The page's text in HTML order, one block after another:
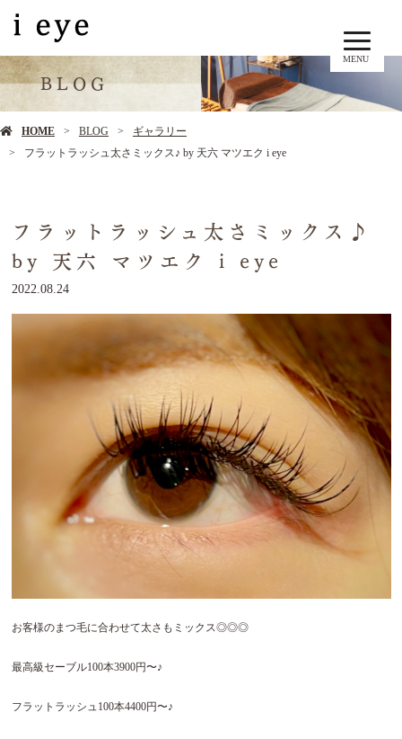
MENU
BLOG
HOME BLOG
ギャラリー
フラットラッシュ太さミックス♪ by 天六 マツエク i eye
フラットラッシュ太さミックス♪
by 天六 マツエク i eye
2022.08.24
お客様のまつ毛に合わせて太さもミックス◎◎◎
最高級セーブル100本3900円〜♪
フラットラッシュ100本4400円〜♪